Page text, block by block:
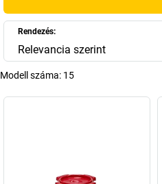
Rendezés:
Relevancia szerint
Modell száma: 15